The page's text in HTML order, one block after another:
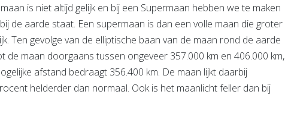
is niet altijd gelijk en bij een Supermaan hebben we te maken
de aarde staat. Een supermaan is dan een volle maan die groter
Ten gevolge van de elliptische baan van de maan rond de aarde
maan doorgaans tussen ongeveer 357.000 km en 406.000 km,
afstand bedraagt 356.400 km. De maan lijkt daarbij
helderder dan normaal. Ook is het maanlicht feller dan bij